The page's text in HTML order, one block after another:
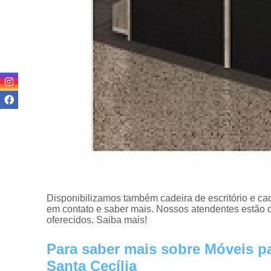
Disponibilizamos também cadeira de escritório e
em contato e saber mais. Nossos atendentes
oferecidos. Saiba mais!
Para saber mais sobre Móveis
Santa Cecília